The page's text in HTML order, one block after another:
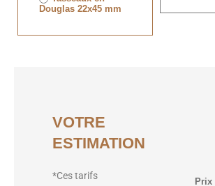
Douglas 22x45 mm
VOTRE
ESTIMATION
*Ces tarifs
Prix